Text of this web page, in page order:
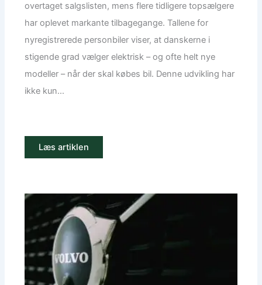
overtaget salgslisten, mens flere tidligere topsælgere
har oplevet markante tilbagegange. Tallene for
nyregistrerede personbiler viser, at danskerne i
stigende grad vælger elektrisk – og ofte helt nye
modeller – når der skal købes bil. Denne udvikling har
ikke kun...
Læs artiklen